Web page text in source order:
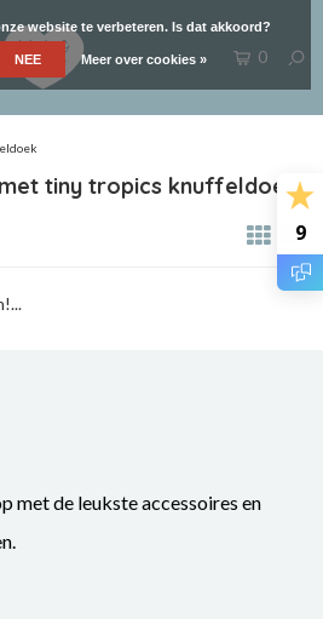
9
0
tiny tropics knuffeldoek
met de leukste accessoires en
website te verbeteren. Is dat akkoord?
NEE Meer over cookies »